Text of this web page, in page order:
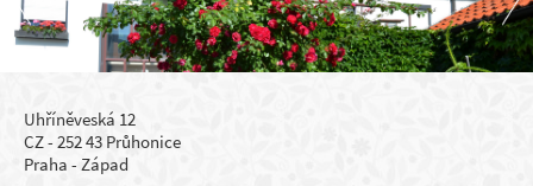
Uhříněveská 12
CZ - 252 43 Průhonice
Praha - Západ